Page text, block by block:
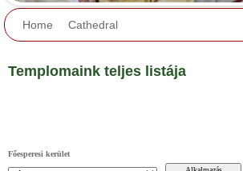
Home Cathedral
Templomaink teljes listája
Főesperesi kerület